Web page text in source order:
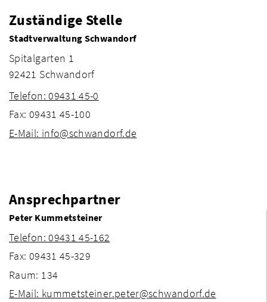
Zuständige Stelle
Stadtverwaltung Schwandorf
Spitalgarten 1
92421 Schwandorf
Telefon: 09431 45-0
Fax: 09431 45-100
E-Mail: info@schwandorf.de
Ansprechpartner
Peter Kummetsteiner
Telefon: 09431 45-162
Fax: 09431 45-329
Raum: 134
E-Mail: kummetsteiner.peter@schwandorf.de